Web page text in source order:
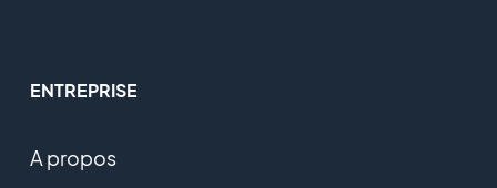
ENTREPRISE
A propos